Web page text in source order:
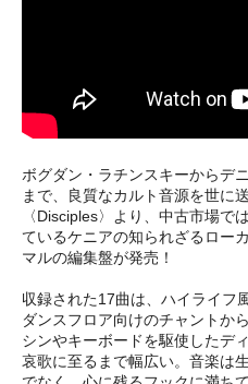
ボグダン・ラチンスキーからデ
まで、良質なカルト音源を世に
〈Disciples〉より、中古市場で
ているケニアの知られざるロー
マルの編集盤が発売！
収録された17曲は、ハイライフ
ダンスフロア向けのチャントか
シンやキーボードを駆使したデ
哀歌に至るまで幅広い。音楽は